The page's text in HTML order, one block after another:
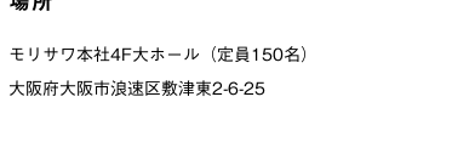
モリサワ本社4F大ホール（定員150名）
大阪府大阪市浪速区敷津東2-6-25